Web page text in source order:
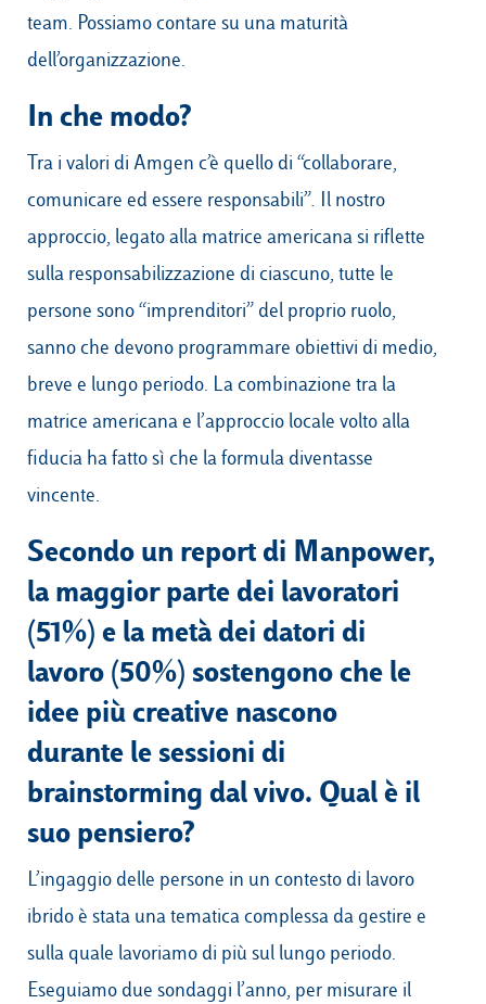
team. Possiamo contare su una maturità
dell’organizzazione.
In che modo?
Tra i valori di Amgen c’è quello di “collaborare,
comunicare ed essere responsabili”. Il nostro
approccio, legato alla matrice americana si riflette
sulla responsabilizzazione di ciascuno, tutte le
persone sono “imprenditori” del proprio ruolo,
sanno che devono programmare obiettivi di medio,
breve e lungo periodo. La combinazione tra la
matrice americana e l’approccio locale volto alla
fiducia ha fatto sì che la formula diventasse
vincente.
Secondo un report di Manpower,
la maggior parte dei lavoratori
(51%) e la metà dei datori di
lavoro (50%) sostengono che le
idee più creative nascono
durante le sessioni di
brainstorming dal vivo. Qual è il
suo pensiero?
L’ingaggio delle persone in un contesto di lavoro
ibrido è stata una tematica complessa da gestire e
sulla quale lavoriamo di più sul lungo periodo.
Eseguiamo due sondaggi l’anno, per misurare il